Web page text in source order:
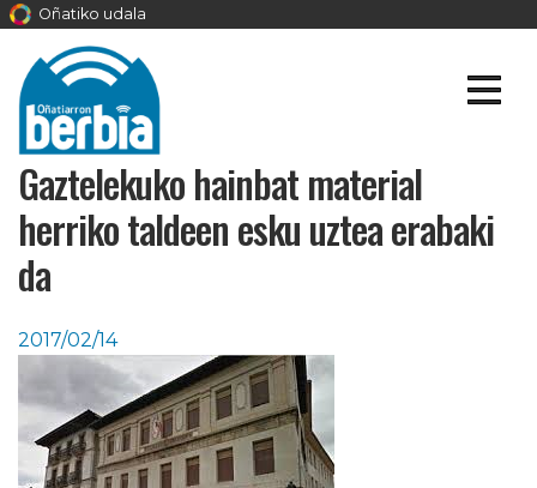
Oñatiko udala
Gaztelekuko hainbat material
herriko taldeen esku uztea erabaki
da
2017/02/14